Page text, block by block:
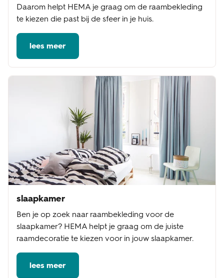
Daarom helpt HEMA je graag om de raambekleding
te kiezen die past bij de sfeer in je huis.
lees meer
slaapkamer
Ben je op zoek naar raambekleding voor de
slaapkamer? HEMA helpt je graag om de juiste
raamdecoratie te kiezen voor in jouw slaapkamer.
lees meer